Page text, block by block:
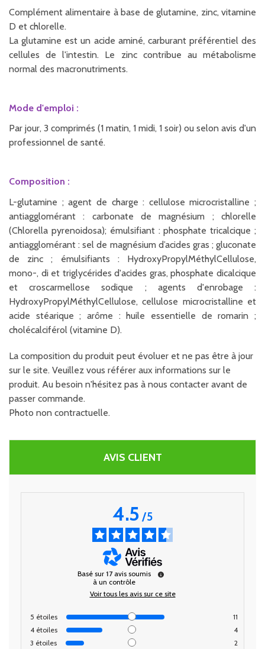
Complément alimentaire à base de glutamine, zinc, vitamine
D et chlorelle.
La glutamine est un acide aminé, carburant préférentiel des
cellules de l'intestin. Le zinc contribue au métabolisme
normal des macronutriments.
Mode d'emploi :
Par jour, 3 comprimés (1 matin, 1 midi, 1 soir) ou selon avis d'un
professionnel de santé.
Composition :
L-glutamine ; agent de charge : cellulose microcristalline ;
antiagglomérant : carbonate de magnésium ; chlorelle
(Chlorella pyrenoidosa); émulsifiant : phosphate tricalcique ;
antiagglomérant : sel de magnésium d’acides gras ; gluconate
de zinc ; émulsifiants : HydroxyPropylMéthylCellulose,
mono-, di et triglycérides d'acides gras, phosphate dicalcique
et croscarmellose sodique ; agents d'enrobage :
HydroxyPropylMéthylCellulose, cellulose microcristalline et
acide stéarique ; arôme : huile essentielle de romarin ;
cholécalciférol (vitamine D).
La composition du produit peut évoluer et ne pas être à jour
sur le site. Veuillez vous référer aux informations sur le
produit. Au besoin n'hésitez pas à nous contacter avant de
passer commande.
Photo non contractuelle.
AVIS CLIENT
4.5/5
Basé sur 17 avis soumis
à un contrôle
Voir tous les avis sur ce site
5 étoiles
11
4 étoiles
4
3 étoiles
2